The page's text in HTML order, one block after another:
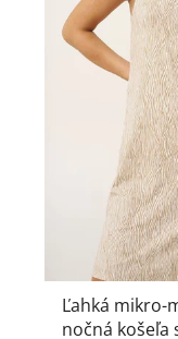
Ľahká mikro-
nočná košeľa